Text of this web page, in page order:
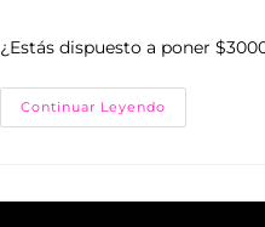
¿Estás dispuesto a poner
Continuar Leyendo